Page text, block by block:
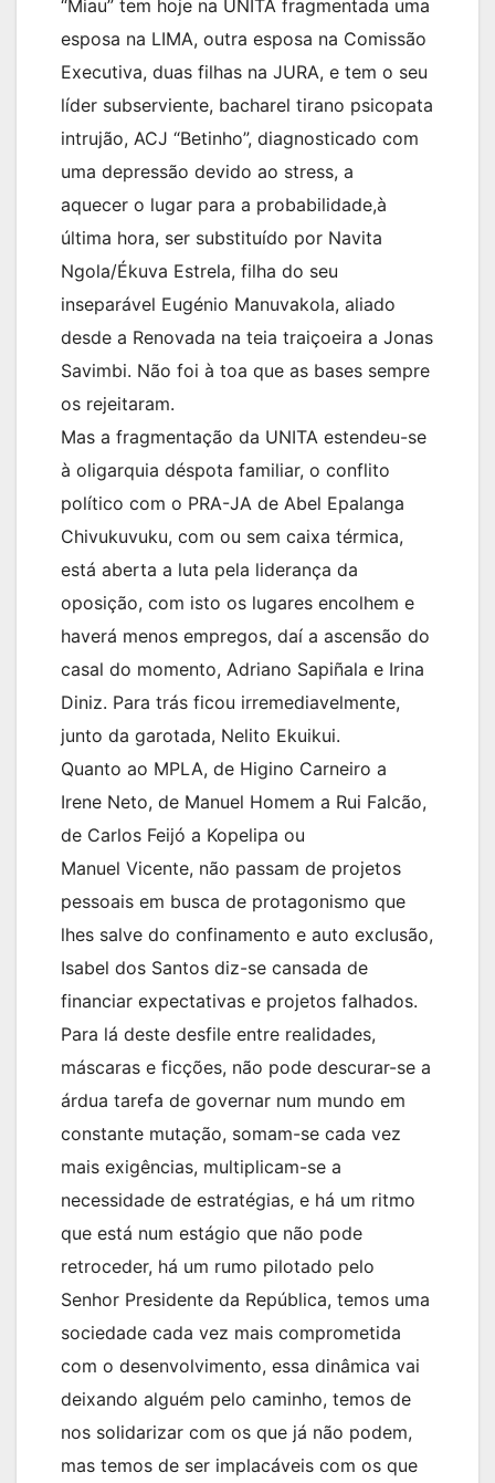
“Miau” tem hoje na UNITA fragmentada uma
esposa na LIMA, outra esposa na Comissão
Executiva, duas filhas na JURA, e tem o seu
líder subserviente, bacharel tirano psicopata
intrujão, ACJ “Betinho”, diagnosticado com
uma depressão devido ao stress, a
aquecer o lugar para a probabilidade,à
última hora, ser substituído por Navita
Ngola/Ékuva Estrela, filha do seu
inseparável Eugénio Manuvakola, aliado
desde a Renovada na teia traiçoeira a Jonas
Savimbi. Não foi à toa que as bases sempre
os rejeitaram.
Mas a fragmentação da UNITA estendeu-se
à oligarquia déspota familiar, o conflito
político com o PRA-JA de Abel Epalanga
Chivukuvuku, com ou sem caixa térmica,
está aberta a luta pela liderança da
oposição, com isto os lugares encolhem e
haverá menos empregos, daí a ascensão do
casal do momento, Adriano Sapiñala e Irina
Diniz. Para trás ficou irremediavelmente,
junto da garotada, Nelito Ekuikui.
Quanto ao MPLA, de Higino Carneiro a
Irene Neto, de Manuel Homem a Rui Falcão,
de Carlos Feijó a Kopelipa ou
Manuel Vicente, não passam de projetos
pessoais em busca de protagonismo que
lhes salve do confinamento e auto exclusão,
Isabel dos Santos diz-se cansada de
financiar expectativas e projetos falhados.
Para lá deste desfile entre realidades,
máscaras e ficções, não pode descurar-se a
árdua tarefa de governar num mundo em
constante mutação, somam-se cada vez
mais exigências, multiplicam-se a
necessidade de estratégias, e há um ritmo
que está num estágio que não pode
retroceder, há um rumo pilotado pelo
Senhor Presidente da República, temos uma
sociedade cada vez mais comprometida
com o desenvolvimento, essa dinâmica vai
deixando alguém pelo caminho, temos de
nos solidarizar com os que já não podem,
mas temos de ser implacáveis com os que